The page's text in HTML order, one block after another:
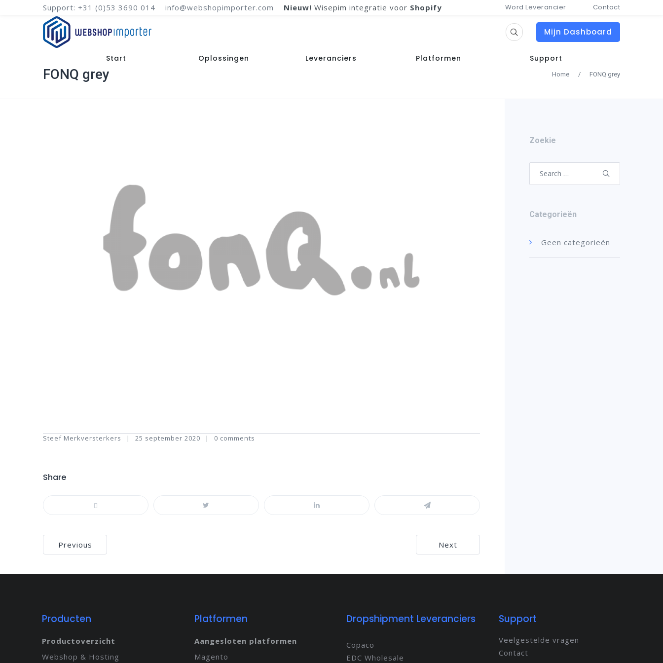
Support: +31 (0)53 3690 014 info@webshopimporter.com Nieuw! Wisepim integratie voor Shopify Word Leverancier Contact
Mijn Dashboard
Start Oplossingen Leveranciers Platformen Support
FONQ grey Home / FONQ grey
Steef Merkversterkers 25 september 2020 0 comments
Share
Bericht
navigatie
Previous Next
Zoekie
Categorieën
Geen categorieën
Producten
Productoverzicht
Webshop & Hosting
Platformen
Aangesloten platformen
Magento
Dropshipment Leveranciers
Copaco
EDC Wholesale
Support
Veelgestelde vragen
Contact